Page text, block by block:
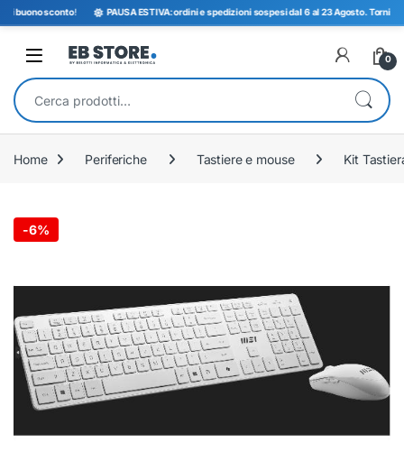
sconto! PAUSA ESTIVA: ordini e spedizioni sospesi dal 6 al 23 Agosto. Torniamo
Open 0
Cerca:
Home Periferiche Tastiere e mouse Kit
-6%